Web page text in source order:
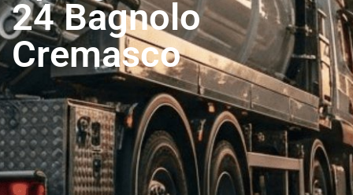
24 Bagnolo
Cremasco